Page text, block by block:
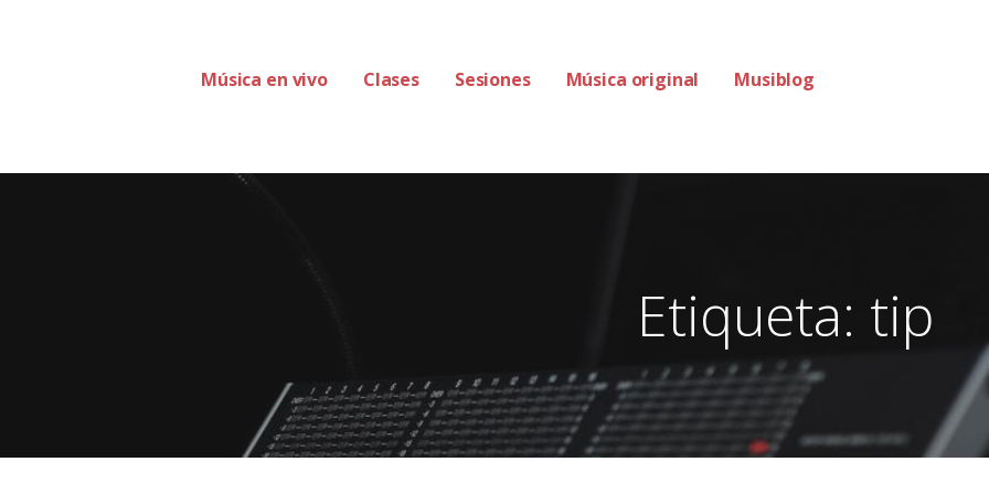
Música en vivo Clases Sesiones Música original Musiblog
Etiqueta: tip